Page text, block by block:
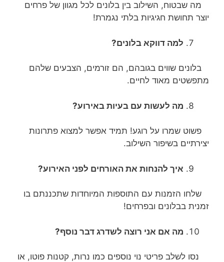
מה שבטוח, השילוב בין בלונים לכל מגוון של פרחים
יוצר תחושת חגיגיות בלתי נגמרת!
למה דווקא בלונים?
בלונים שווים בגובהם, הם זורמים, הצבעים שלהם
מתפשטים מאוד לחיים.
מה לעשות עם בעיות באירוע?
פשוט שמרו על רוגע! תמיד אפשר למצוא פתרונות
יצירתיים בשיפור השילוב.
איך להנחות את האורחים לפני האירוע?
שלחו הזמנות עם התוספות המיוחדות שתכננתם בו
זמנית בבלונים ובפרחים!
מה אם אני רוצה לשדרג דבר נוסף?
נסו לשלב פריטי נוי נוספים כמו נרות, קטנות פוטו, או